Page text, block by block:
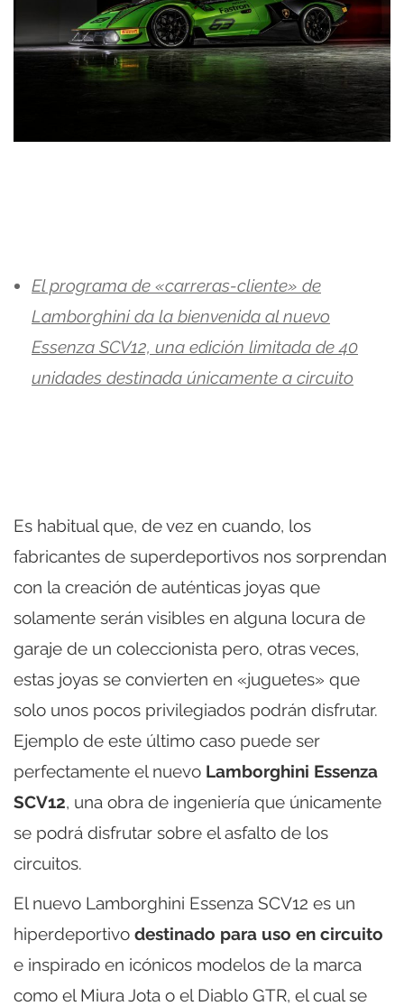
El programa de «carreras-cliente» de
Lamborghini da la bienvenida al nuevo
Essenza SCV12, una edición limitada de 40
unidades destinada únicamente a circuito
Es habitual que, de vez en cuando, los
fabricantes de superdeportivos nos sorprendan
con la creación de auténticas joyas que
solamente serán visibles en alguna locura de
garaje de un coleccionista pero, otras veces,
estas joyas se convierten en «juguetes» que
solo unos pocos privilegiados podrán disfrutar.
Ejemplo de este último caso puede ser
perfectamente el nuevo Lamborghini Essenza
SCV12, una obra de ingeniería que únicamente
se podrá disfrutar sobre el asfalto de los
circuitos.
El nuevo Lamborghini Essenza SCV12 es un
hiperdeportivo destinado para uso en circuito
e inspirado en icónicos modelos de la marca
como el Miura Jota o el Diablo GTR, el cual se